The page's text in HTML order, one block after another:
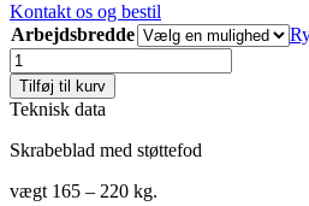
Kontakt os og bestil
Arbejdsbredde
Skrabe/spalte
blad
i
fast
ophæng
antal
Tilføj til kurv
Teknisk data
Skrabeblad med støttefod
vægt 165 – 220 kg.